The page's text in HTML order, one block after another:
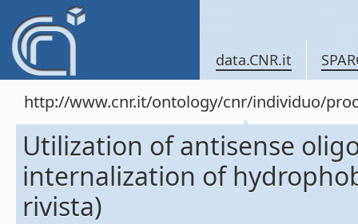
data.CNR.it
http://www.cnr.it/ontology/cnr/individuo/
Utilization of antisense
internalization of
rivista)